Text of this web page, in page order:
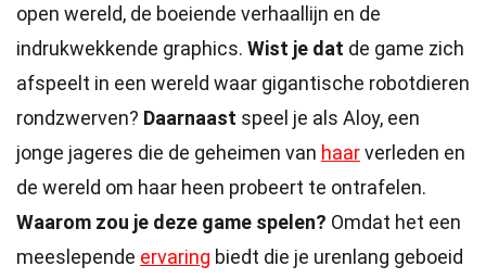
open wereld, de boeiende verhaallijn en de
indrukwekkende graphics. Wist je dat de game zich
afspeelt in een wereld waar gigantische robotdieren
rondzwerven? Daarnaast speel je als Aloy, een
jonge jageres die de geheimen van haarverleden en
de wereld om haar heen probeert te ontrafelen.
Waarom zou je deze game spelen? Omdat het een
meeslepende ervaring biedt die je urenlang geboeid